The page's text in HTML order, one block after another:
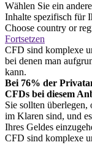
Wählen Sie ein
Inhalte spezifisch für
Choose country or
Fortsetzen
CFD sind komplexe
bei denen man
kann.
Bei 76% der
CFDs bei diesem
Sie sollten
im Klaren sind, und
Ihres Geldes
CFD sind komplexe